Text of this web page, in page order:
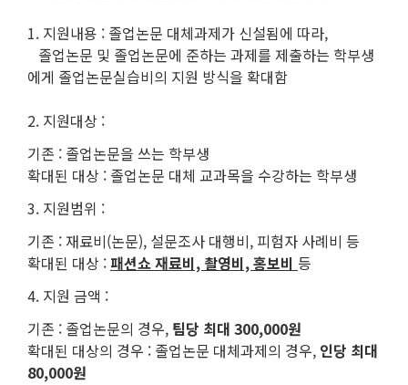
1. 지원내용 : 졸업논문 대체과제가 신설됨에 따라,
졸업논문 및 졸업논문에 준하는 과제를 제출하는 학부생
에게 졸업논문실습비의 지원 방식을 확대함
2. 지원대상 :
기존 : 졸업논문을 쓰는 학부생
확대된 대상 : 졸업논문 대체 교과목을 수강하는 학부생
3. 지원범위 :
기존 : 재료비(논문), 설문조사 대행비, 피험자 사례비 등
확대된 대상 : 패션쇼 재료비, 촬영비, 홍보비 등
4. 지원 금액 :
기존 : 졸업논문의 경우, 팀당 최대 300,000원
확대된 대상의 경우 : 졸업논문 대체과제의 경우, 인당 최대
80,000원